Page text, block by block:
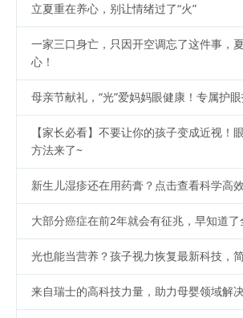
立夏重在养心，别让情绪过了“火”
一家三口身亡，只因开空调忘了这件事，
心！
母亲节献礼，“光”爱妈妈眼健康！专属护
【家长必看】不要让你的孩子变成近视！
方法来了~
新生儿湿疹还在用药膏？点击查看科学高
大部分癌症在前2年就会有征兆，早知道了
光也能当营养？孩子视力恢复最新科技，
来自瑞士的高科技力量，助力母婴领域解